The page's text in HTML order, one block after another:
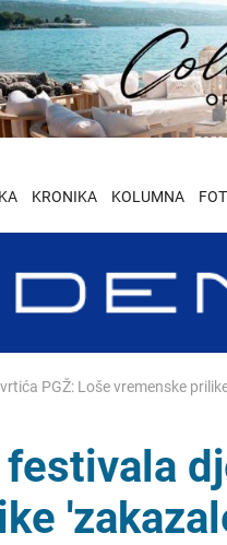
KRONIKA KOLUMNA
PGŽ: Loše vremenske